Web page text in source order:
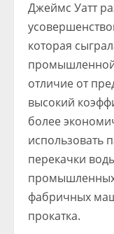
Джеймс Уатт
которая
отличие от
высокий
более
использовать
перекачки
промышленных
фабричных
прокатка.